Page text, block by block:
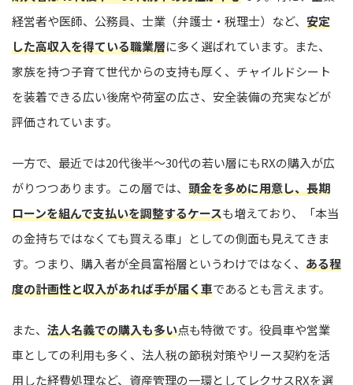
経営者や医師、公務員、士業（弁護士・税理士）など、 安定
した高収入を得ている職業層に多く選ばれています。また、
家族を持つ子育て世代からの支持も厚く、チャイルドシート
を装着できる広い後席や荷室の広さ、安全装備の充実などが
評価されています。
一方で、最近では20代後半〜30代の若い層にもRXの購入が広
がりつつあります。この層では、 頭金を多めに用意し、長期
ローンを組んで支払いを調整するケースも増えており、「本当
の金持ちではなくても買える車」としての側面も見えてきま
す。つまり、購入者が全員富裕層というわけではなく、 ある程
度の計画性と収入があれば手が届く車であるとも言えます。
また、 法人名義での購入も多い点も特徴です。役員車や営業
車としての利用も多く、法人税の節税対策やリース契約を活
用した経費処理など、資産管理の一環としてレクサスRXを選